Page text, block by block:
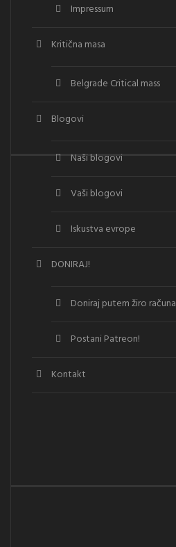
Impressum
Kritična masa
Belgrade Critical mass
Blogovi
Naši blogovi
Vaši blogovi
Iskustva evrope
DONIRAJ!
Doniraj putem žiro računa
Postani Patreon!
Kontakt